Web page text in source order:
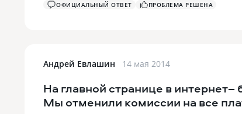
ОФИЦИАЛЬНЫЙ ОТВЕТ ПРОБЛЕМА РЕШЕНА
Андрей Евлашин 14 мая 2014
На главной странице в
Мы отменили комиссии на все